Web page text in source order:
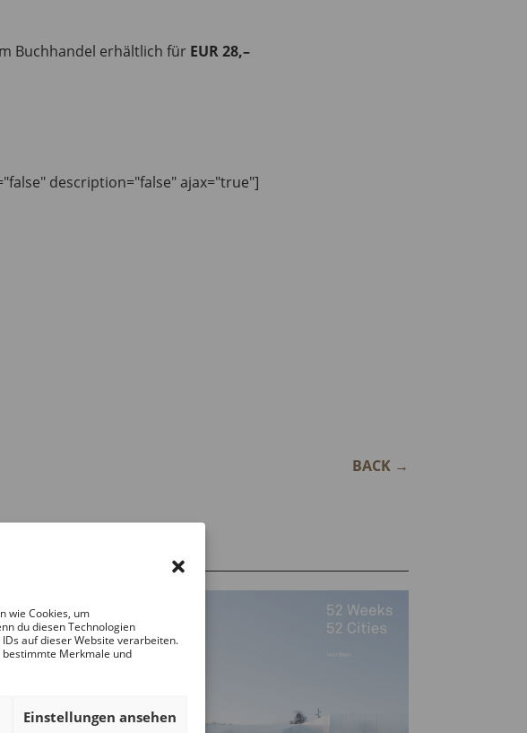
wie Cookies, um
du diesen Technologien
auf dieser Website verarbeiten.
Merkmale und
Einstellungen ansehen
Buchhandel erhältlich für EUR 28,–
description="false" ajax="true"]
BACK →